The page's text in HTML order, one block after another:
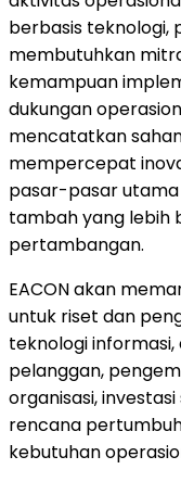
berbasis teknologi,
membutuhkan
kemampuan
dukungan
mencatatkan
mempercepat
pasar-pasar utama
tambah yang lebih
pertambangan.
EACON akan
untuk riset dan
teknologi informasi,
pelanggan,
organisasi,
rencana
kebutuhan